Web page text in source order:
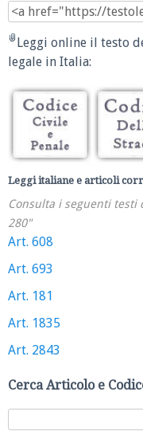
Leggi online il testo
legale in Italia:
Leggi italiane e articoli
Consulta i seguenti
280"
Art. 608
Art. 693
Art. 181
Art. 1835
Art. 2843
Cerca Articolo e